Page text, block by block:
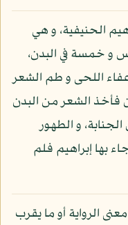
الحنيفية، و هي
و خمسة في البدن،
اللحى و طم الشعر
فأخذ الشعر من البدن
و الطهور
بها إبراهيم فلم
الرواية أو ما يقرب